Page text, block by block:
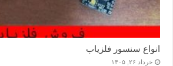
انواع سنسور فلزیاب
خرداد ۲۶, ۱۴۰۵